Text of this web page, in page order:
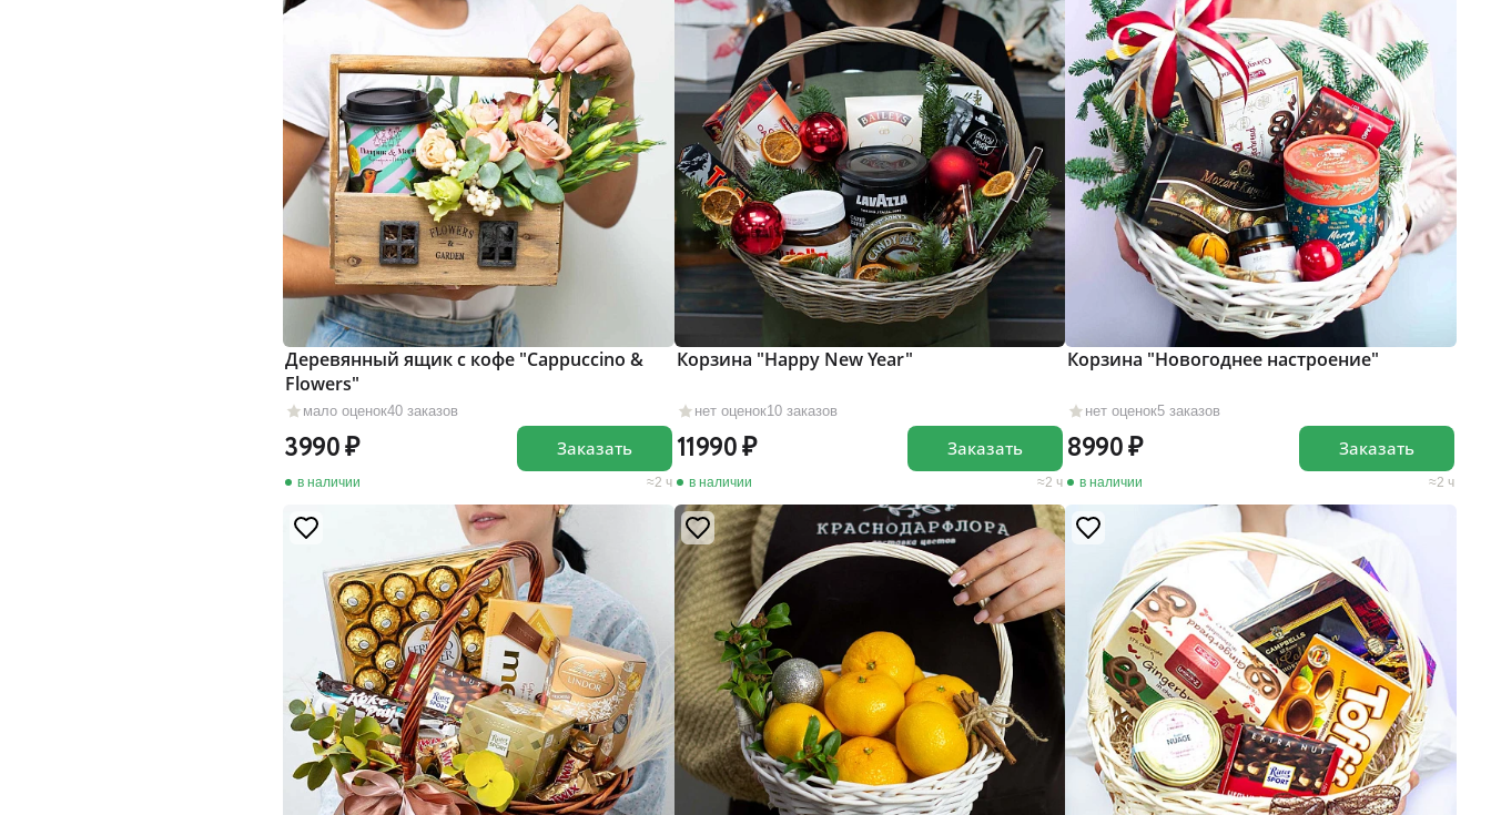
мало оценок40 заказов
Деревянный ящик с кофе "Cappuccino &
Flowers"
3990
в наличии 2 ч
Заказать
нет оценок10 заказов
Корзина "Happy New Year"
11990
в наличии 2 ч
Заказать
нет оценок5 заказов
Корзина "Новогоднее настроение"
8990
в наличии 2 ч
Заказать